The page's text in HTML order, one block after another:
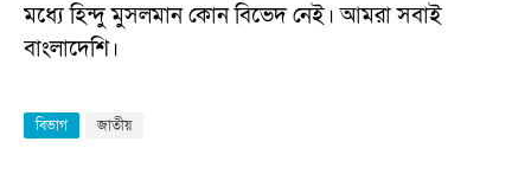
মধ্যে হিন্দু মুসলমান কোন বিভেদ নেই। আমরা সবাই
বাংলাদেশি।
বিভাগ জাতীয়